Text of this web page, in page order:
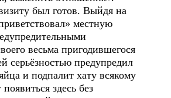
был готов. Выйдя на
местную
весьма пригодившегося
серьёзностью предупредил
и подпалит хату всякому
здесь без